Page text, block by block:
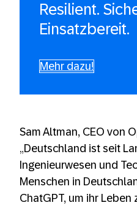
Resilient.
Einsatzbereit.
Mehr dazu!
Sam Altman, CEO von
„Deutschland ist seit
Ingenieurwesen und
Menschen in
ChatGPT, um ihr Leben